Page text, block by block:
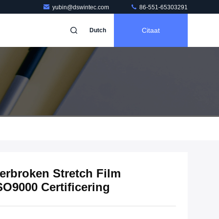
yubin@dswintec.com 86-551-65303291
Dutch Citaat
Stretch Film
Certificering